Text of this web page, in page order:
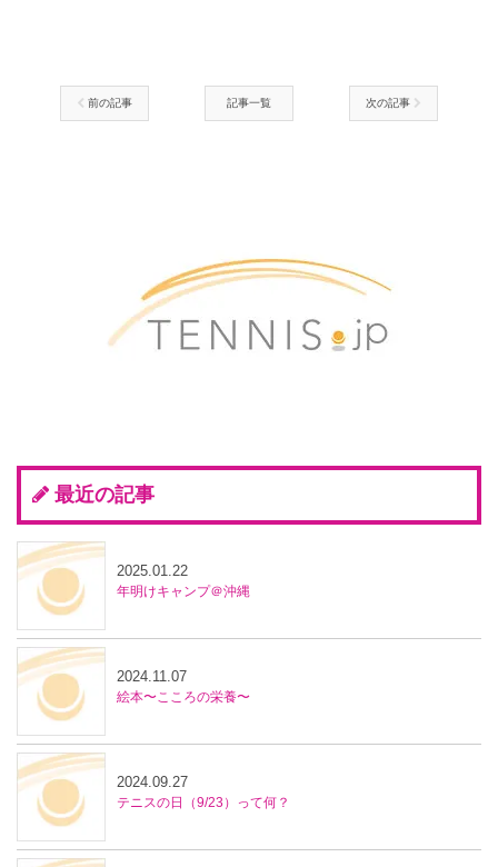
前の記事 記事一覧 次の記事
最近の記事
年明けキャンプ＠沖縄
2025.01.22
絵本〜こころの栄養〜
2024.11.07
テニスの日（9/23）って何？
2024.09.27